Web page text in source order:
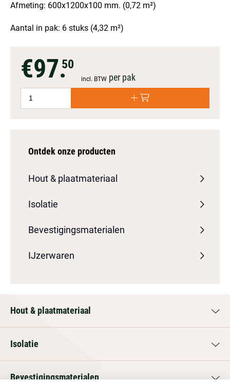
Afmeting: 600x1200x100 mm. (0,72 m²)
Aantal in pak: 6 stuks (4,32 m²)
€97.50
incl. BTW per pak
Ontdek onze producten
Hout & plaatmateriaal
Isolatie
Bevestigingsmaterialen
IJzerwaren
Hout & plaatmateriaal
Isolatie
Bevestigingsmaterialen